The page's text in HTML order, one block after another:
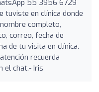
55 3956 6729
tuviste en clínica donde
completo,
correo, fecha de
de tu visita en clínica.
recuerda
el chat.- Iris